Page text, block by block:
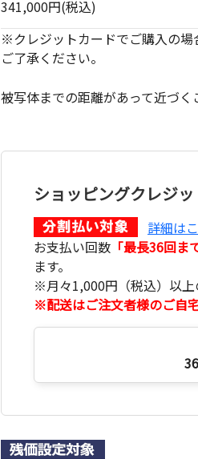
341,000円(税込)
※クレジットカードでご購入の場
ご了承ください。
被写体までの距離があって近づく
ショッピングクレジッ
詳細は
お支払い回数 「最長36回ま
ます。
※月々1,000円（税込）以上
※配送はご注文者様のご自